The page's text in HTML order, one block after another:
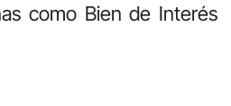
como Bien de Interés